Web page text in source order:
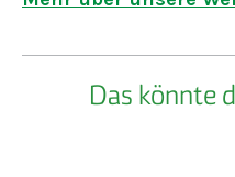
Das könnte